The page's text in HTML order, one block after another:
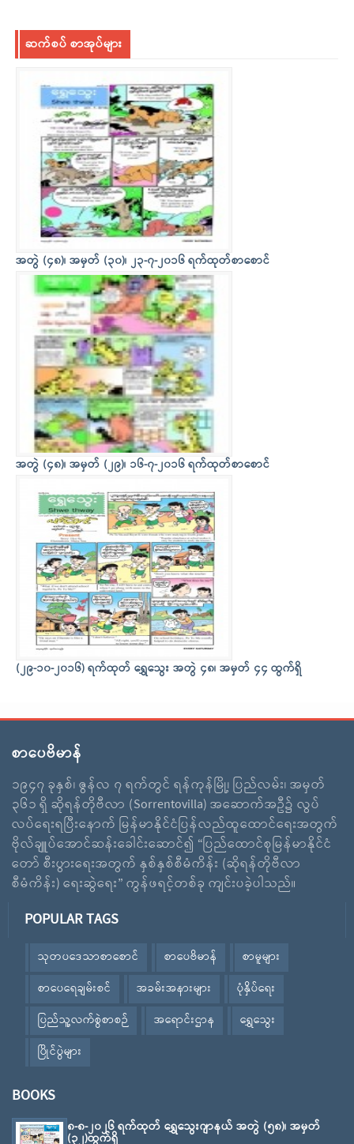
ဆက်စပ် စာအုပ်များ
အတွဲ (၄၈)၊ အမှတ် (၃၀)၊ ၂၃-၇-၂၀၁၆ ရက်ထုတ်စာစောင်
အတွဲ (၄၈)၊ အမှတ် (၂၉)၊ ၁၆-၇-၂၀၁၆ ရက်ထုတ်စာစောင်
(၂၉-၁၀-၂၀၁၆) ရက်ထုတ် ရွှေသွေး အတွဲ ၄၈၊ အမှတ် ၄၄ ထွက်ရှိ
စာပေဗိမာန်
၁၉၄၇ ခုနှစ်၊ ဇွန်လ ၇ ရက်တွင် ရန်ကုန်မြို့၊ ပြည်လမ်း၊ အမှတ်
၃၆၁ ရှိ ဆိုရန်တိုဗီလာ (Sorrentovilla) အဆောက်အဦ၌ လွပ်
လပ်ရေးရပြီးနောက် မြန်မာနိုင်ငံပြန်လည်ထူထောင်ရေးအတွက်
ဗိုလ်ချူပ်အောင်ဆန်းခေါင်းဆောင်၍ “ပြည်ထောင်စုမြန်မာနိုင်ငံ
တော် စီးပွားရေးအတွက် နှစ်နှစ်စီမံကိန်း (ဆိုရန်တိုဗီလာ
စီမံကိန်း) ရေးဆွဲရေး” ကွန်ဖရင့်တစ်ခု ကျင်းပခဲ့ပါသည်။
POPULAR TAGS
သုတပဒေသာစာစောင် စာပေဗိမာန်
စာမူများ
စာပေရေချမ်းစင်
အခမ်းအနားများ
ပုံနှိပ်ရေး
ပြည်သူ့လက်စွဲစာစဉ်
အရောင်းဌာန
ရွှေသွေး
ပြိုင်ပွဲများ
BOOKS
၈-၈-၂၀၂၆ ရက်ထုတ် ရွှေသွေးဂျာနယ် အတွဲ (၅၈)၊ အမှတ်
(၃၂)ထွက်ရှိ